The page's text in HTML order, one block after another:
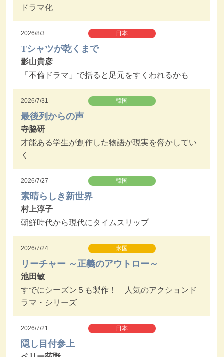
ドラマ化
2026/8/3 日本
Tシャツが乾くまで
影山貴彦
「不倫ドラマ」で括ると足元をすくわれるかも
2026/7/31 韓国
最後列からの声
寺脇研
才能ある学生が創作した物語が現実を脅かしてい
く
2026/7/27 韓国
素晴らしき新世界
村上淳子
朝鮮時代から現代にタイムスリップ
2026/7/24 米国
リーチャー ～正義のアウトロー～
池田敏
すでにシーズン５も製作！ 人気のアクションド
ラマ・シリーズ
2026/7/21 日本
隠し目付参上